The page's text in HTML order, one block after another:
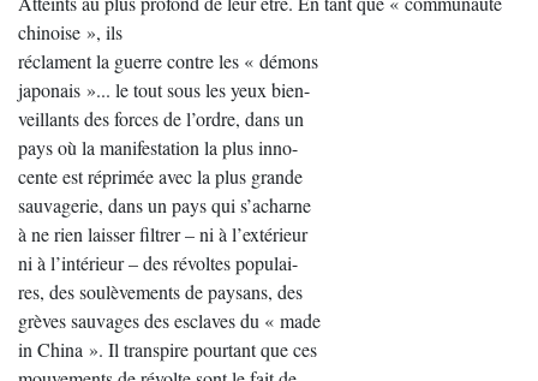
chinoise », ils
réclament la guerre contre les « démons
japonais »... le tout sous les yeux bien-
veillants des forces de l’ordre, dans un
pays où la manifestation la plus inno-
cente est réprimée avec la plus grande
sauvagerie, dans un pays qui s’acharne
à ne rien laisser filtrer – ni à l’extérieur
ni à l’intérieur – des révoltes populai-
res, des soulèvements de paysans, des
grèves sauvages des esclaves du « made
in China ». Il transpire pourtant que ces